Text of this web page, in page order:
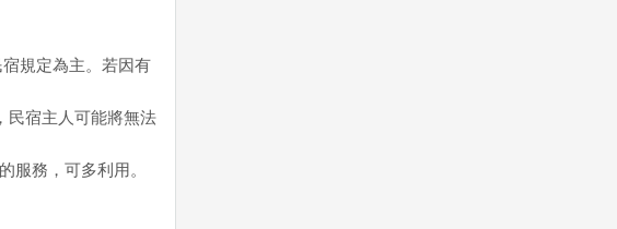
規定為主。若因有
民宿主人可能將無法
服務，可多利用。